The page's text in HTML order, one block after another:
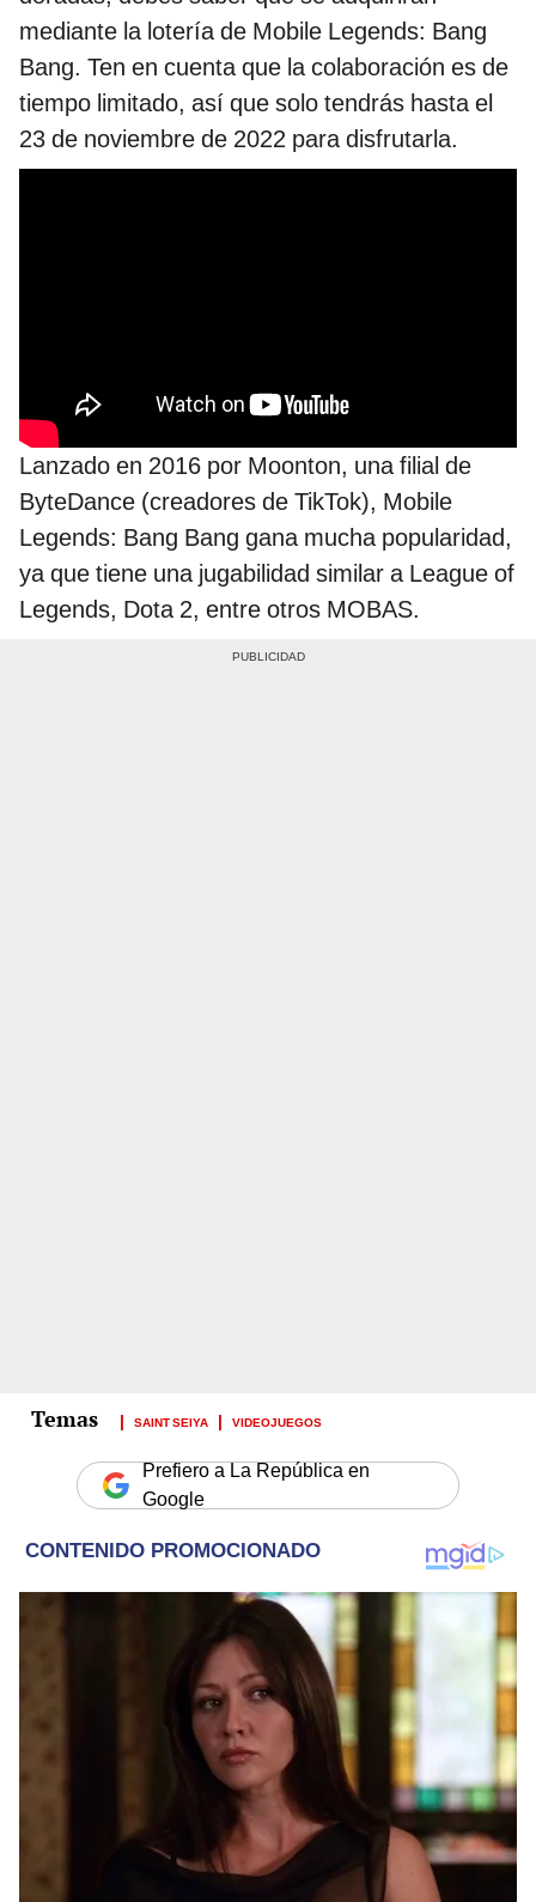
mediante la lotería de Mobile Legends: Bang
Bang. Ten en cuenta que la colaboración es de
tiempo limitado, así que solo tendrás hasta el
23 de noviembre de 2022 para disfrutarla.
Lanzado en 2016 por Moonton, una filial de
ByteDance (creadores de TikTok), Mobile
Legends: Bang Bang gana mucha popularidad,
ya que tiene una jugabilidad similar a League of
Legends, Dota 2, entre otros MOBAS.
SAINT SEIYA VIDEOJUEGOS
Prefiero a La República en
Google